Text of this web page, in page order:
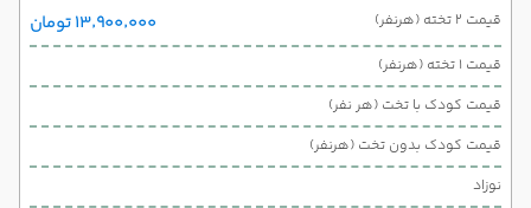
قیمت 2 تخته (هرنفر) ۱۳٬۹۰۰٬۰۰۰ تومان
قیمت 1 تخته (هرنفر)
قیمت کودک با تخت (هر نفر)
قیمت کودک بدون تخت (هرنفر)
نوزاد